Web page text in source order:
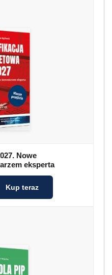
Nowe
eksperta
Kup teraz